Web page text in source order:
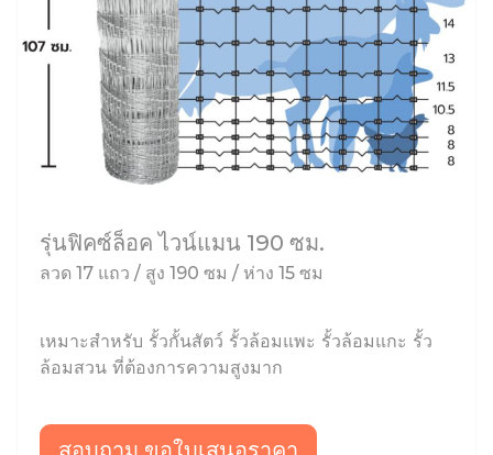
รุ่นฟิคซ์ล็อค ไวน์แมน 190 ซม.
ลวด 17 แถว / สูง 190 ซม / ห่าง 15 ซม
เหมาะสำหรับ รั้วกั้นสัตว์ รั้วล้อมแพะ รั้วล้อมแกะ รั้ว
ล้อมสวน ที่ต้องการความสูงมาก